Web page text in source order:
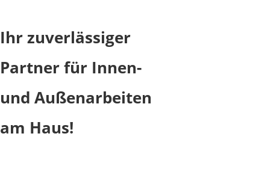
Ihr zuverlässiger
Partner für Innen-
und Außenarbeiten
am Haus!